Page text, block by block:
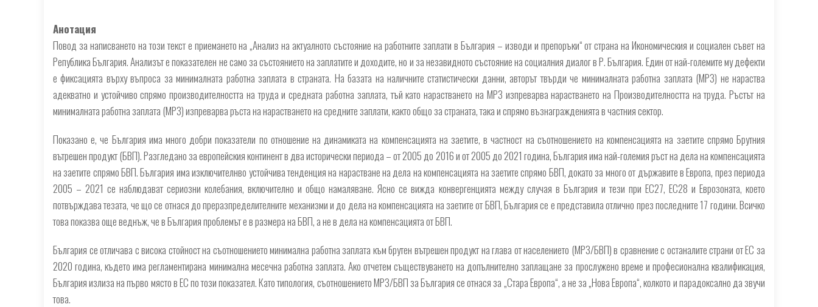
Анотация
Повод за написването на този текст е приемането на „Анализ на актуалното състояние на работните заплати в България – изводи и препоръки“ от страна на Икономическия и социален съвет на
Република България. Анализът е показателен не само за състоянието на заплатите и доходите, но и за незавидното състояние на социалния диалог в Р. България. Един от най-големите му дефекти
е фиксацията върху въпроса за минималната работна заплата в страната. На базата на наличните статистически данни, авторът твърди че минималната работна заплата (МРЗ) не нараства
адекватно и устойчиво спрямо производителността на труда и средната работна заплата, тъй като нарастването на МРЗ изпреварва нарастването на Производителността на труда. Ръстът на
минималната работна заплата (МРЗ) изпреварва ръста на нарастването на средните заплати, както общо за страната, така и спрямо възнагражденията в частния сектор.
Показано е, че България има много добри показатели по отношение на динамиката на компенсацията на заетите, в частност на съотношението на компенсацията на заетите спрямо Брутния
вътрешен продукт (БВП). Разгледано за европейския континент в два исторически периода – от 2005 до 2016 и от 2005 до 2021 година, България има най-големия ръст на дела на компенсацията
на заетите спрямо БВП. България има изключителнво устойчива тенденция на нарастване на дела на компенсацията на заетите спрямо БВП, докато за много от държавите в Европа, през периода
2005 – 2021 се наблюдават сериозни колебания, включително и общо намаляване. Ясно се вижда конвергенцията между случая в България и тези при ЕС27, ЕС28 и Еврозоната, което
потвърждава тезата, че що се отнася до преразпределителните механизми и до дела на компенсацията на заетите от БВП, България се е представила отлично през последните 17 години. Всичко
това показва още веднъж, че в България проблемът е в размера на БВП, а не в дела на компенсацията от БВП.
България се отличава с висока стойност на съотношението минимална работна заплата към брутен вътрешен продукт на глава от населението (МРЗ/БВП) в сравнение с останалите страни от ЕС за
2020 година, където има регламентирана минимална месечна работна заплата. Ако отчетем съществуването на допълнително заплащане за прослужено време и професионална квалификация,
България излиза на първо място в ЕС по този показател. Като типология, съотношението МРЗ/БВП за България се отнася за „Стара Европа“, а не за „Нова Европа“, колкото и парадоксално да звучи
това.